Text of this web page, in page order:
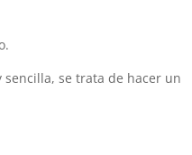
se trata de hacer un